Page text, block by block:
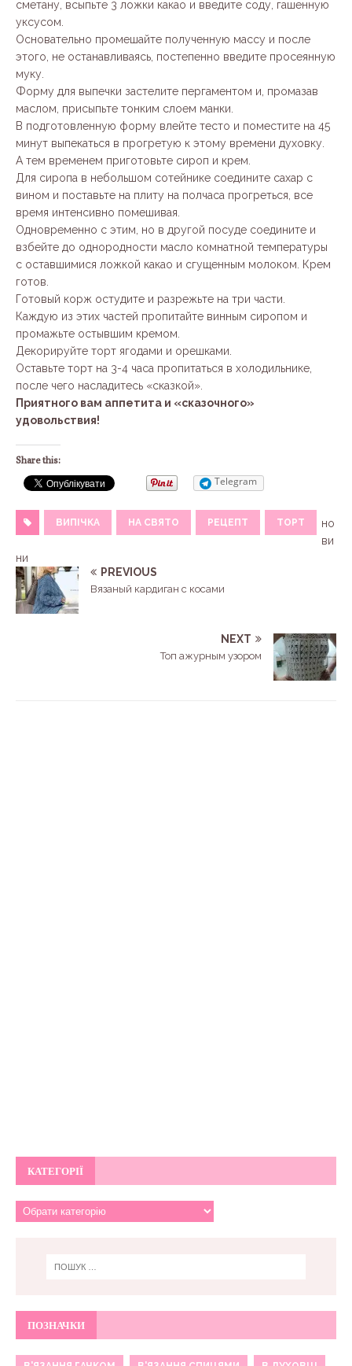
сметану, всыпьте 3 ложки какао и введите соду, гашенную
уксусом.
Основательно промешайте полученную массу и после
этого, не останавливаясь, постепенно введите просеянную
муку.
Форму для выпечки застелите пергаментом и, промазав
маслом, присыпьте тонким слоем манки.
В подготовленную форму влейте тесто и поместите на 45
минут выпекаться в прогретую к этому времени духовку.
А тем временем приготовьте сироп и крем.
Для сиропа в небольшом сотейнике соедините сахар с
вином и поставьте на плиту на полчаса прогреться, все
время интенсивно помешивая.
Одновременно с этим, но в другой посуде соедините и
взбейте до однородности масло комнатной температуры
с оставшимися ложкой какао и сгущенным молоком. Крем
готов.
Готовый корж остудите и разрежьте на три части.
Каждую из этих частей пропитайте винным сиропом и
промажьте остывшим кремом.
Декорируйте торт ягодами и орешками.
Оставьте торт на 3-4 часа пропитаться в холодильнике,
после чего насладитесь «сказкой».
Приятного вам аппетита и «сказочного»
удовольствия!
Share this:
Telegram
ВИПІЧКА НА СВЯТО РЕЦЕПТ ТОРТ
но
ви
ни
PREVIOUS
Вязаный кардиган с косами
NEXT
Топ ажурным узором
КАТЕГОРІЇ
ПОЗНАЧКИ